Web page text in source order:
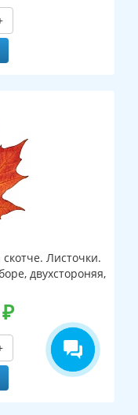
Листочки.
двухстороняя,
₽